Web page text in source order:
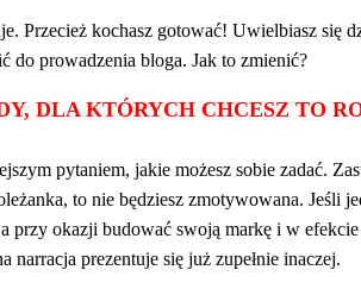
Przecież kochasz gotować! Uwielbiasz się
do prowadzenia bloga. Jak to zmienić?
DLA KTÓRYCH CHCESZ TO
pytaniem, jakie możesz sobie zadać.
to nie będziesz zmotywowana. Jeśli
okazji budować swoją markę i w efekcie
narracja prezentuje się już zupełnie inaczej.